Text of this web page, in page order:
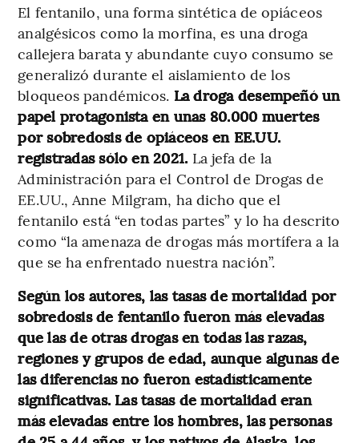
El fentanilo, una forma sintética de opiáceos
analgésicos como la morfina, es una droga
callejera barata y abundante cuyo consumo se
generalizó durante el aislamiento de los
bloqueos pandémicos. La droga desempeñó un
papel protagonista en unas 80.000 muertes
por sobredosis de opiáceos en EE.UU.
registradas sólo en 2021. La jefa de la
Administración para el Control de Drogas de
EE.UU., Anne Milgram, ha dicho que el
fentanilo está “en todas partes” y lo ha descrito
como “la amenaza de drogas más mortífera a la
que se ha enfrentado nuestra nación”.
Según los autores, las tasas de mortalidad por
sobredosis de fentanilo fueron más elevadas
que las de otras drogas en todas las razas,
regiones y grupos de edad, aunque algunas de
las diferencias no fueron estadísticamente
significativas. Las tasas de mortalidad eran
más elevadas entre los hombres, las personas